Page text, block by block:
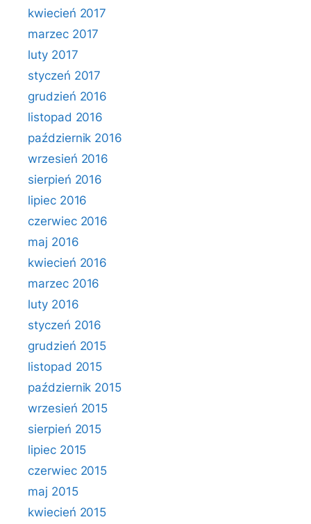
kwiecień 2017
marzec 2017
luty 2017
styczeń 2017
grudzień 2016
listopad 2016
październik 2016
wrzesień 2016
sierpień 2016
lipiec 2016
czerwiec 2016
maj 2016
kwiecień 2016
marzec 2016
luty 2016
styczeń 2016
grudzień 2015
listopad 2015
październik 2015
wrzesień 2015
sierpień 2015
lipiec 2015
czerwiec 2015
maj 2015
kwiecień 2015